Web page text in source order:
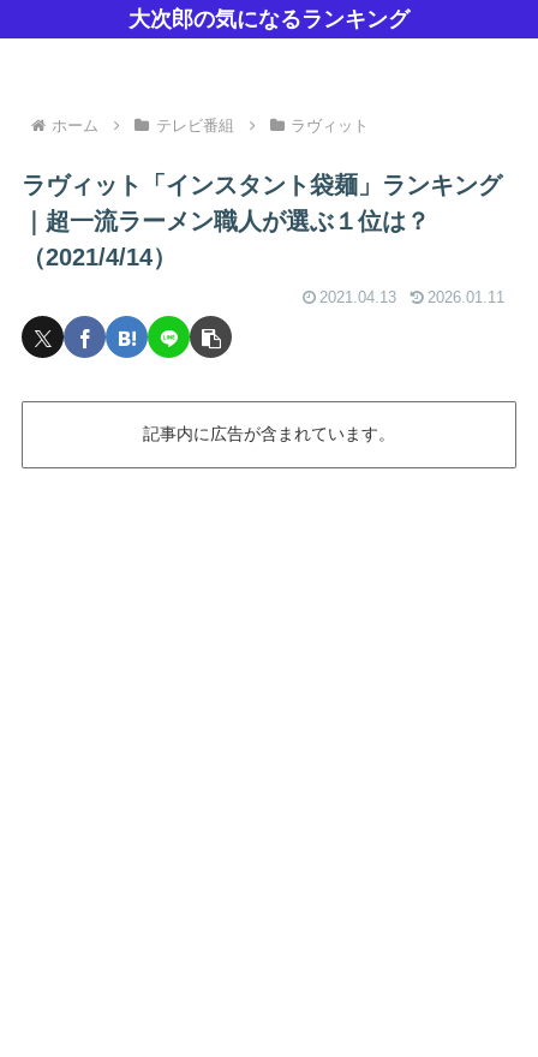
大次郎の気になるランキング
ホーム テレビ番組 ラヴィット
ラヴィット「インスタント袋麺」ランキング
｜超一流ラーメン職人が選ぶ１位は？
（2021/4/14）
2021.04.13 2026.01.11
記事内に広告が含まれています。